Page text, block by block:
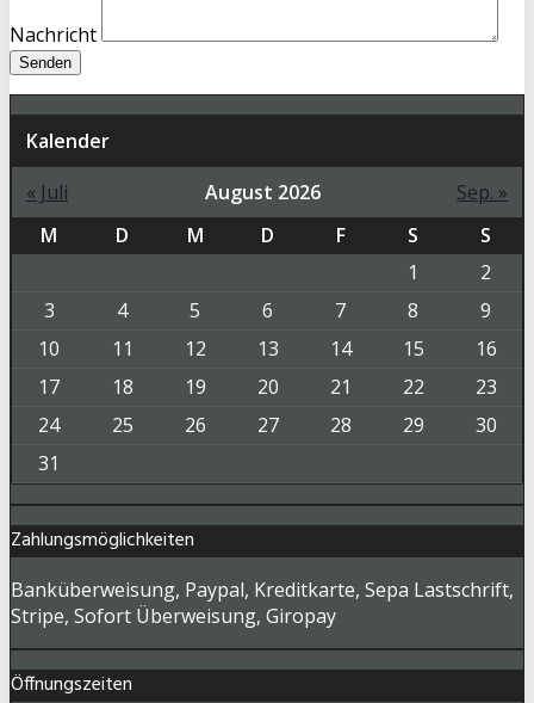
Nachricht
Kalender
« Juli
August 2026
Sep. »
M
D M D F S
S
1
2
3
4 5 6 7 8
9
10
11 12 13 14 15
16
17
18 19 20 21 22
23
24
25 26 27 28 29
30
31
Zahlungsmöglichkeiten
Banküberweisung, Paypal, Kreditkarte, Sepa Lastschrift,
Stripe, Sofort Überweisung, Giropay
Öffnungszeiten